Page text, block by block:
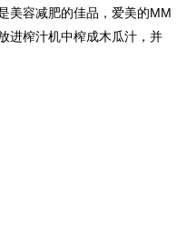
美容减肥的佳品，爱美的MM
进榨汁机中榨成木瓜汁，并